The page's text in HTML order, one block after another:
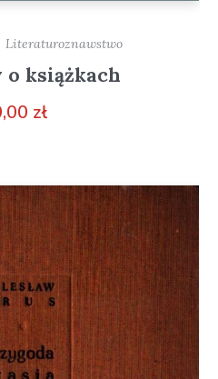
Literaturoznawstwo
o książkach
zł